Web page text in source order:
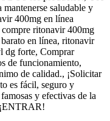
mantenerse saludable y
400mg en línea
ritonavir 400mg
en línea, ritonavir
dg forte, Comprar
de funcionamiento,
de calidad., ¡Solicitar
es fácil, seguro y
y efectivas de la